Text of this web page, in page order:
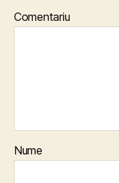
Comentariu
Nume